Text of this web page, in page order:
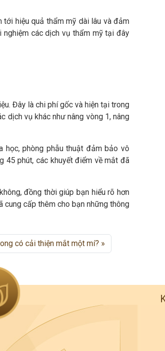
tới hiệu quả thẩm mỹ dài lâu và đảm
các dịch vụ thẩm mỹ tại đây
Đây là chi phí gốc và hiện tại trong
dịch vụ khác như nâng vòng 1, nâng
phòng phẫu thuật đảm bảo vô
45 phút, các khuyết điểm về mắt đã
đồng thời giúp bạn hiểu rõ hơn
cung cấp thêm cho bạn những thông
có cải thiện mắt một mí?